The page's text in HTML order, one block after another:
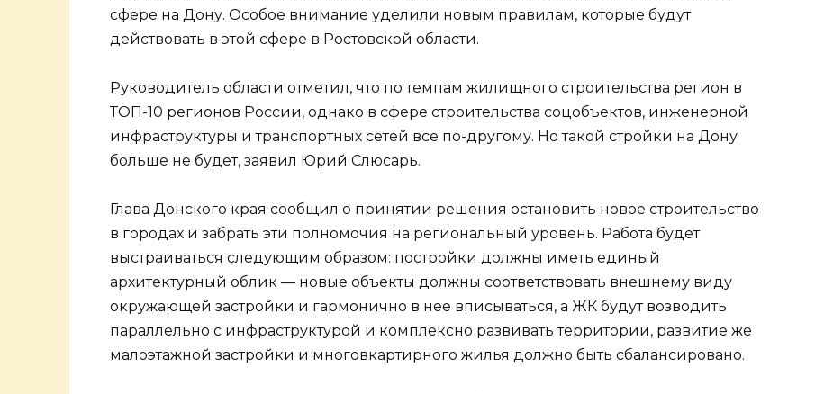
сфере на Дону. Особое внимание уделили новым правилам, которые будут
действовать в этой сфере в Ростовской области.
Руководитель области отметил, что по темпам жилищного строительства регион в
ТОП-10 регионов России, однако в сфере строительства соцобъектов, инженерной
инфраструктуры и транспортных сетей все по-другому. Но такой стройки на Дону
больше не будет, заявил Юрий Слюсарь.
Глава Донского края сообщил о принятии решения остановить новое строительство
в городах и забрать эти полномочия на региональный уровень. Работа будет
выстраиваться следующим образом: постройки должны иметь единый
архитектурный облик — новые объекты должны соответствовать внешнему виду
окружающей застройки и гармонично в нее вписываться, а ЖК будут возводить
параллельно с инфраструктурой и комплексно развивать территории, развитие же
малоэтажной застройки и многовкартирного жилья должно быть сбалансировано.